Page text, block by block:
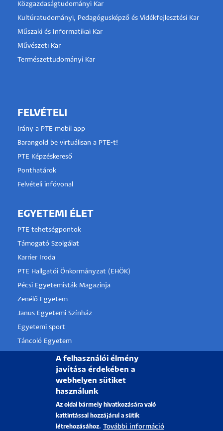
Közgazdaságtudományi Kar
Kultúratudományi, Pedagógusképző és Vidékfejlesztési Kar
Műszaki és Informatikai Kar
Művészeti Kar
Természettudományi Kar
FELVÉTELI
Irány a PTE mobil app
Barangold be virtuálisan a PTE-t!
PTE Képzéskereső
Ponthatárok
Felvételi infóvonal
EGYETEMI ÉLET
PTE tehetségpontok
Támogató Szolgálat
Karrier Iroda
PTE Hallgatói Önkormányzat (EHÖK)
Pécsi Egyetemisták Magazinja
Zenélő Egyetem
Janus Egyetemi Színház
Egyetemi sport
Táncoló Egyetem
H-7622 Pécs, Vasvári Pál utca. 4.
Felvételi információk:iranyapte@pte.hu
A felhasználói élmény
javítása érdekében a
webhelyen sütiket
használunk
Az oldal bármely hivatkozására való
kattintással hozzájárul a sütik
létrehozásához. További információ